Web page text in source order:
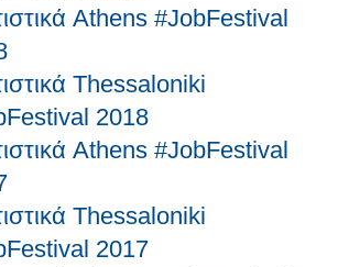
Athens #JobFestival
Thessaloniki
2018
Athens #JobFestival
Thessaloniki
2017